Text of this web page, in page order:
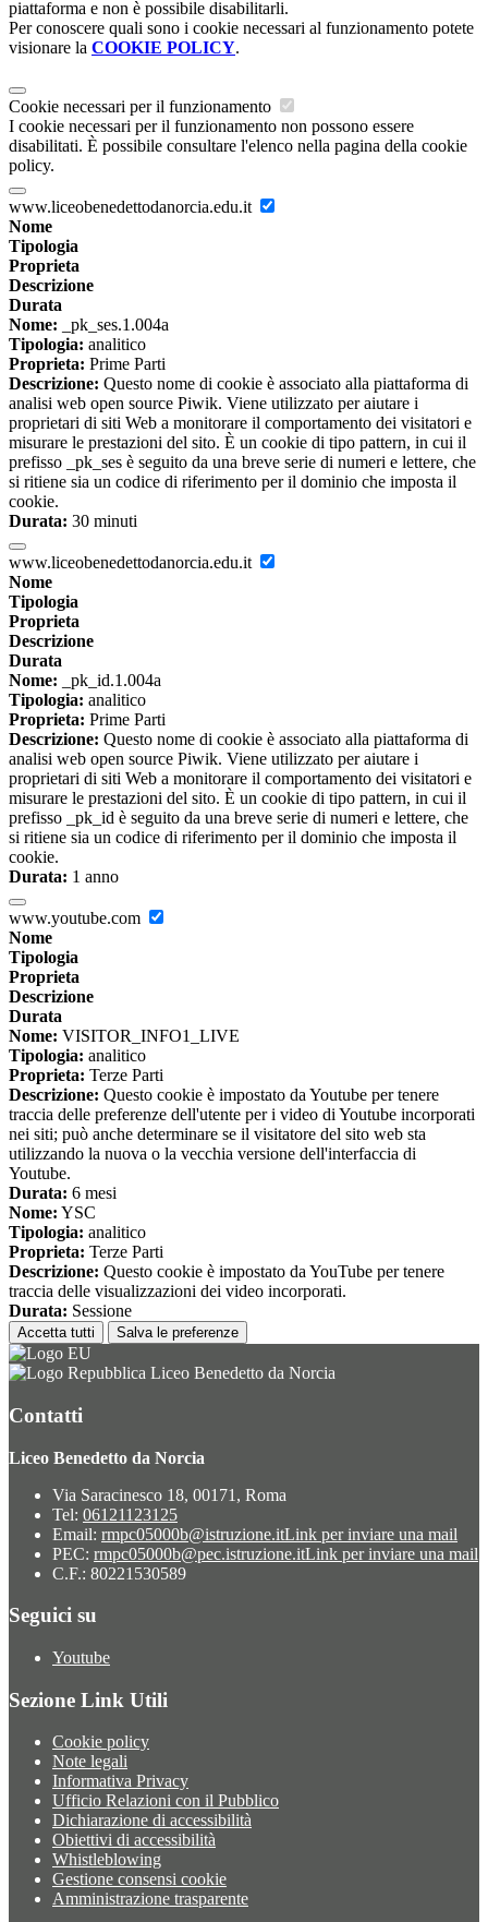
piattaforma e non è possibile disabilitarli.
Per conoscere quali sono i cookie necessari al funzionamento potete
visionare la COOKIE POLICY.
Cookie necessari per il funzionamento
I cookie necessari per il funzionamento non possono essere
disabilitati. È possibile consultare l'elenco nella pagina della cookie
policy.
www.liceobenedettodanorcia.edu.it
Nome
Tipologia
Proprieta
Descrizione
Durata
Nome: _pk_ses.1.004a
Tipologia: analitico
Proprieta: Prime Parti
Descrizione: Questo nome di cookie è associato alla piattaforma di
analisi web open source Piwik. Viene utilizzato per aiutare i
proprietari di siti Web a monitorare il comportamento dei visitatori e
misurare le prestazioni del sito. È un cookie di tipo pattern, in cui il
prefisso _pk_ses è seguito da una breve serie di numeri e lettere, che
si ritiene sia un codice di riferimento per il dominio che imposta il
cookie.
Durata: 30 minuti
www.liceobenedettodanorcia.edu.it
Nome
Tipologia
Proprieta
Descrizione
Durata
Nome: _pk_id.1.004a
Tipologia: analitico
Proprieta: Prime Parti
Descrizione: Questo nome di cookie è associato alla piattaforma di
analisi web open source Piwik. Viene utilizzato per aiutare i
proprietari di siti Web a monitorare il comportamento dei visitatori e
misurare le prestazioni del sito. È un cookie di tipo pattern, in cui il
prefisso _pk_id è seguito da una breve serie di numeri e lettere, che
si ritiene sia un codice di riferimento per il dominio che imposta il
cookie.
Durata: 1 anno
www.youtube.com
Nome
Tipologia
Proprieta
Descrizione
Durata
Nome: VISITOR_INFO1_LIVE
Tipologia: analitico
Proprieta: Terze Parti
Descrizione: Questo cookie è impostato da Youtube per tenere
traccia delle preferenze dell'utente per i video di Youtube incorporati
nei siti; può anche determinare se il visitatore del sito web sta
utilizzando la nuova o la vecchia versione dell'interfaccia di
Youtube.
Durata: 6 mesi
Nome: YSC
Tipologia: analitico
Proprieta: Terze Parti
Descrizione: Questo cookie è impostato da YouTube per tenere
traccia delle visualizzazioni dei video incorporati.
Durata: Sessione
Accetta tutti Salva le preferenze
Liceo Benedetto da Norcia
Contatti
Liceo Benedetto da Norcia
Via Saracinesco 18, 00171, Roma
Tel: 06121123125
Email: rmpc05000b@istruzione.itLink per inviare una mail
PEC: rmpc05000b@pec.istruzione.itLink per inviare una mail
C.F.: 80221530589
Seguici su
Youtube
Sezione Link Utili
Cookie policy
Note legali
Informativa Privacy
Ufficio Relazioni con il Pubblico
Dichiarazione di accessibilità
Obiettivi di accessibilità
Whistleblowing
Gestione consensi cookie
Amministrazione trasparente